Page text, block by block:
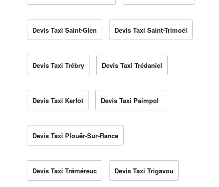
Devis Taxi Saint-Glen Devis Taxi Saint-Trimoël
Devis Taxi Trébry Devis Taxi Trédaniel
Devis Taxi Kerfot Devis Taxi Paimpol
Devis Taxi Plouër-Sur-Rance
Devis Taxi Tréméreuc Devis Taxi Trigavou